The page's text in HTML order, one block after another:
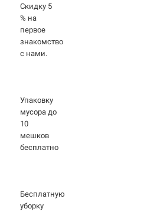
Скидку 5
% на
первое
знакомство
с нами.
Упаковку
мусора до
10
мешков
бесплатно
Бесплатную
уборку